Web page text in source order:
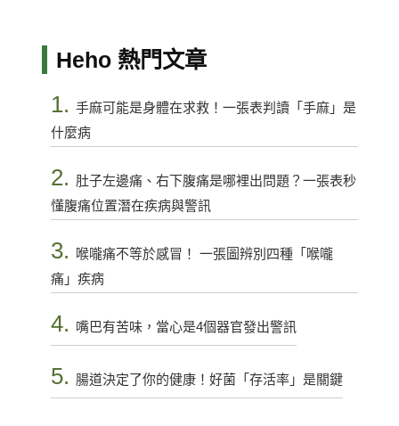
Heho 熱門文章
1. 手麻可能是身體在求救！一張表判讀「手麻」是
什麼病
2. 肚子左邊痛、右下腹痛是哪裡出問題？一張表秒
懂腹痛位置潛在疾病與警訊
3.
喉嚨痛不等於感冒！ 一張圖辨別四種「喉嚨
痛」疾病
4. 嘴巴有苦味，當心是4個器官發出警訊
5. 腸道決定了你的健康！好菌「存活率」是關鍵